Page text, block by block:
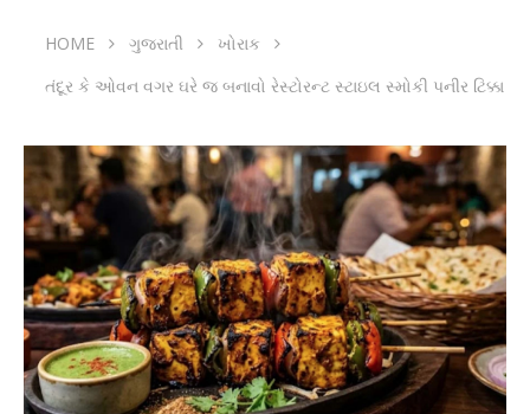
HOME ગુજરાતી
ખોરાક
તંદૂર કે ઓવન વગર ઘરે જ બનાવો રેસ્ટોરન્ટ સ્ટાઇલ સ્મોકી પનીર ટિક્કા